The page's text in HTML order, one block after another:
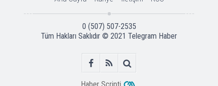
0 (507) 507-2535
Tüm Hakları Saklıdır © 2021 Telegram Haber